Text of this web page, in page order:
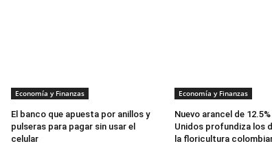
Economía y Finanzas
El banco que apuesta por anillos y
pulseras para pagar sin usar el
celular
Economía y Finanzas
Nuevo arancel de
Unidos profundiza los
la floricultura